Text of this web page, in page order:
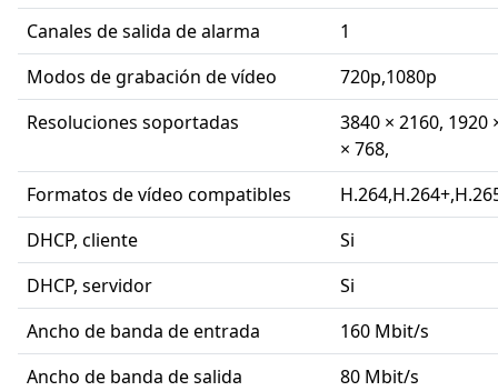
Canales de salida de alarma
1
Modos de grabación de vídeo
720p,1080p
Resoluciones soportadas
3840 × 2160, 1920
× 768,
Formatos de vídeo compatibles
DHCP, cliente
Si
DHCP, servidor
Si
Ancho de banda de entrada
160 Mbit/s
Ancho de banda de salida
80 Mbit/s